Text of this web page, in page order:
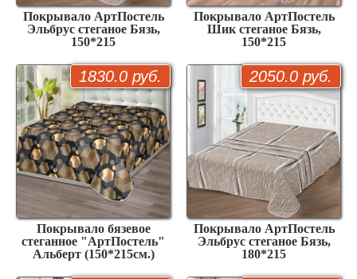
Покрывало АртПостель
Эльбрус стеганое Бязь,
150*215
Покрывало АртПостель
Шик стеганое Бязь,
150*215
Покрывало бязевое
стеганное "АртПостель"
Альберт (150*215см.)
1830.0 руб.
Покрывало АртПостель
Эльбрус стеганое Бязь,
180*215
2050.0 руб.